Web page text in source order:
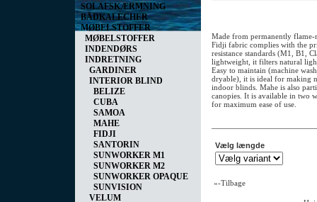
SOLAFSKÆRMNING
BÅDKALECHER
MØBELSTOFFER
MØBELSTOFFER
INDENDØRS
INDRETNING
GARDINER
INTERIOR BLIND
BELIZE
CUBA
SAMOA
MAHE
FIDJI
SANTORIN
SUNWORKER M1
SUNWORKER M2
SUNWORKER OPAQUE
SUNVISION
VELUM
Made from permanently flame-
Fidji fabric complies with the
resistance standards (M1, B1,
lightweight, it filters natural
Easy to maintain (machine
dryable), it is ideal for making
indoor blinds. Mahe is also
canopies. It is available in two
for maximum ease of use.
Vælg længde
«-Tilbage